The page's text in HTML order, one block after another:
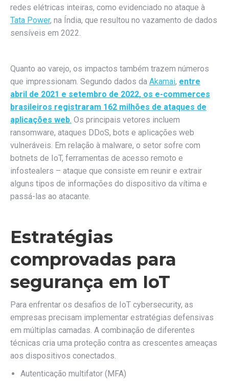
redes elétricas inteiras, como evidenciado no ataque à
Tata Power, na Índia, que resultou no vazamento de dados
sensíveis em 2022.
Quanto ao varejo, os impactos também trazem números
que impressionam. Segundo dados da Akamai, entre
abril de 2021 e setembro de 2022, os e-commerces
brasileiros registraram 162 milhões de ataques de
aplicações web. Os principais vetores incluem
ransomware, ataques DDoS, bots e aplicações web
vulneráveis. Em relação à malware, o setor sofre com
botnets de IoT, ferramentas de acesso remoto e
infostealers – ataque que consiste em reunir e extrair
alguns tipos de informações do dispositivo da vítima e
passá-las ao atacante.
Estratégias
comprovadas para
segurança em IoT
Para enfrentar os desafios de IoT cybersecurity, as
empresas precisam implementar estratégias defensivas
em múltiplas camadas. A combinação de diferentes
técnicas cria uma proteção contra as crescentes ameaças
aos dispositivos conectados.
Autenticação multifator (MFA)